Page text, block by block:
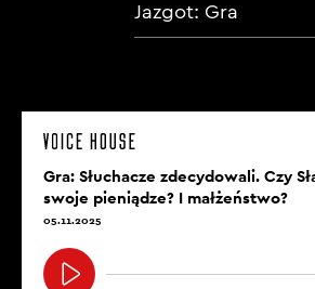
Jazgot: Gra
Gra: Słuchacze zdecydowali. Czy
swoje pieniądze? I małżeństwo?
05.11.2025